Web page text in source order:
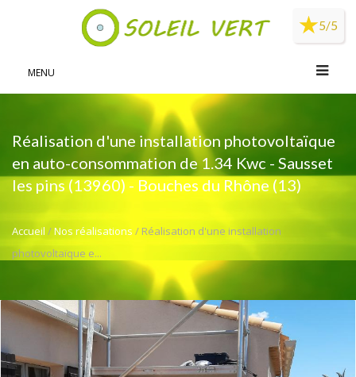
5/5
MENU
Réalisation d'une installation photovoltaïque
en auto-consommation de 1.34 Kwc - Sausset
les pins (13960) - Bouches du Rhône (13)
Accueil /Nos réalisations / Réalisation d'une installation
photovoltaïque e...
Panneau de gestion des cookies